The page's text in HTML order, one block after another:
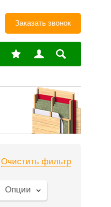
Заказать звонок
Очистить фильтр
Опции